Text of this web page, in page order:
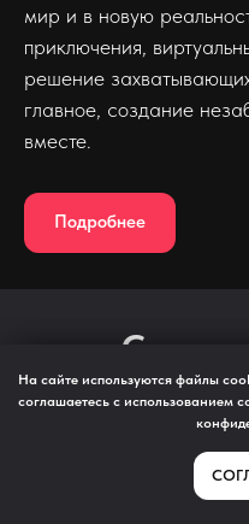
мир и в новую
приключения,
решение
главное, создание
вместе.
Подробнее
На сайте используются файлы
соглашаетесь с использованием